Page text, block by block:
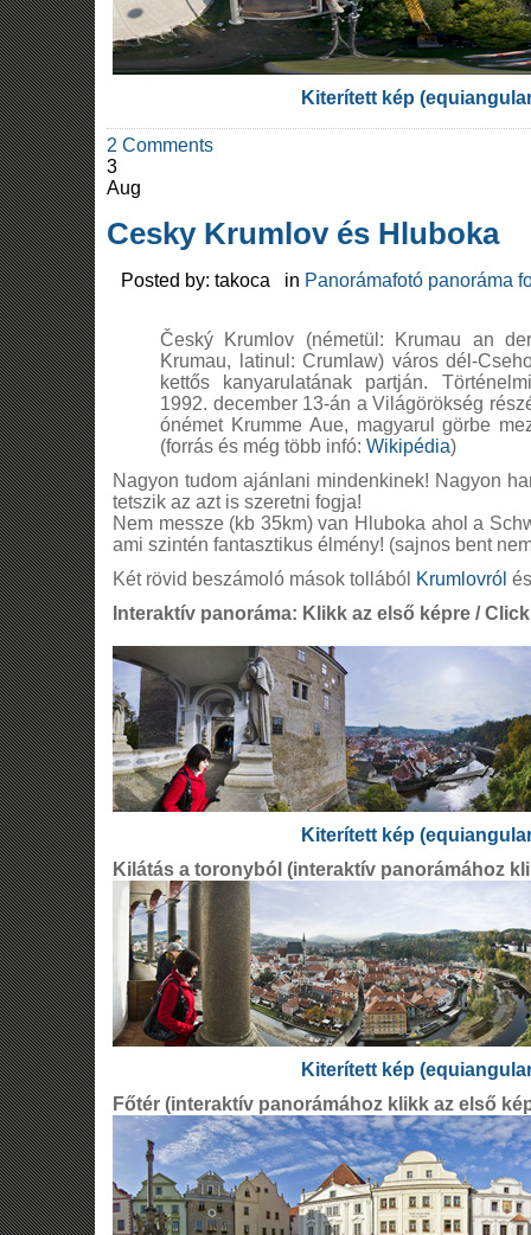
Kiterített kép
2 Comments
3
Aug
Cesky Krumlov és Hluboka
Posted by: takoca in Panorámafotó panoráma
Český Krumlov (németül: Krumau an
Krumau, latinul: Crumlaw) város dél-
kettős kanyarulatának partján.
1992. december 13-án a Világörökség
ónémet Krumme Aue, magyarul görbe
(forrás és még több infó: Wikipédia)
Nagyon tudom ajánlani mindenkinek! Nagyon
tetszik az azt is szeretni fogja!
Nem messze (kb 35km) van Hluboka ahol a
ami szintén fantasztikus élmény! (sajnos bent
Két rövid beszámoló mások tollából Krumlovról
Interaktív panoráma: Klikk az első képre /
Kiterített kép
Kilátás a toronyból (interaktív panorámához
Kiterített kép
Főtér (interaktív panorámához klikk az első